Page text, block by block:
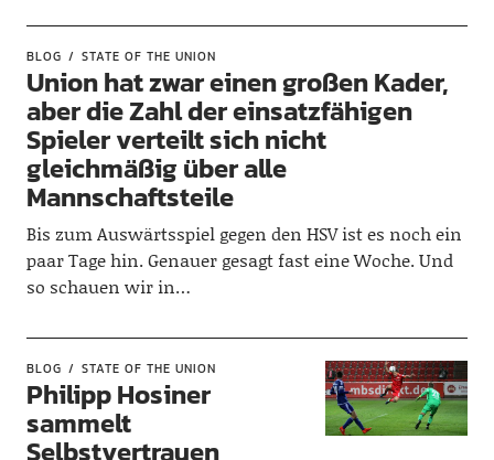
BLOG STATE OF THE UNION
Union hat zwar einen großen Kader,
aber die Zahl der einsatzfähigen
Spieler verteilt sich nicht
gleichmäßig über alle
Mannschaftsteile
Bis zum Auswärtsspiel gegen den HSV ist es noch ein
paar Tage hin. Genauer gesagt fast eine Woche. Und
so schauen wir in…
BLOG STATE OF THE UNION
Philipp Hosiner
sammelt
Selbstvertrauen